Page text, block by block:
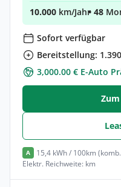
10.000 km/Jahr• 48
Sofort verfügbar
Bereitstellung:
3,000.00 € E-Auto
A 15,4 kWh / 100km
Elektr. Reichweite: km